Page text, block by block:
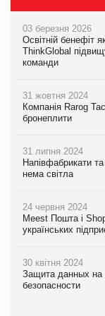
03 березня 2026
Освітній бенефіт
ThinkGlobal
команди
31 жовтня 2024
Компанія Rarog
бронеплити
31 липня 2024
Напівфабрикати
нема світла
24 червня 2024
Meest Пошта і
українських
30 квітня 2024
Защита данных
безопасности